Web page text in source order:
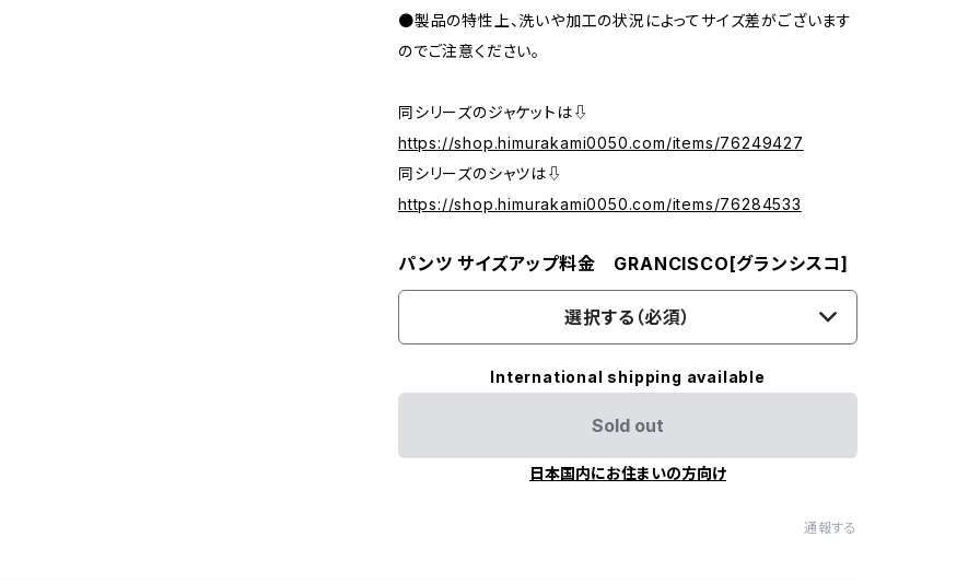
●製品の特性上、洗いや加工の状況によってサイズ差がございます
のでご注意ください。
同シリーズのジャケットは⇩
https://shop.himurakami0050.com/items/76249427
同シリーズのシャツは⇩
https://shop.himurakami0050.com/items/76284533
パンツ サイズアップ料金 GRANCISCO[グランシスコ]
選択する（必須）
International shipping available
Sold out
日本国内にお住まいの方向け
通報する